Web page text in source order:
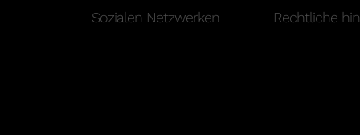
Sozialen Netzwerken Rechtliche